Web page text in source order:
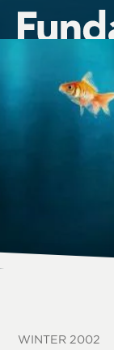
Direkt
zum
WINTER 2002